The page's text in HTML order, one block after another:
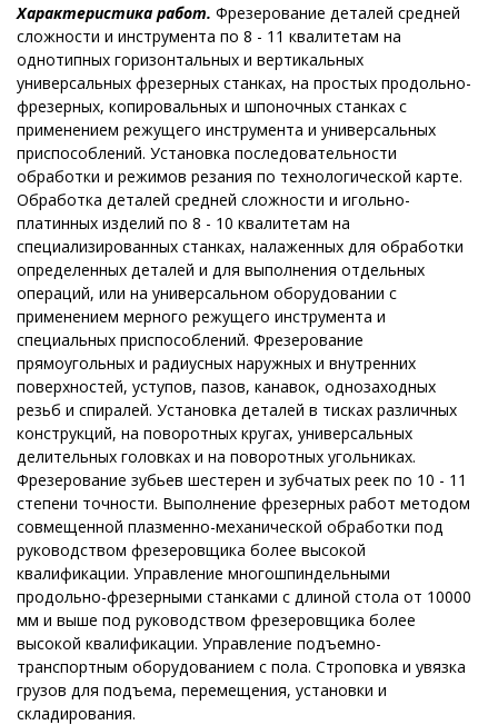
Характеристика работ. Фрезерование деталей средней
сложности и инструмента по 8 - 11 квалитетам на
однотипных горизонтальных и вертикальных
универсальных фрезерных станках, на простых продольно-
фрезерных, копировальных и шпоночных станках с
применением режущего инструмента и универсальных
приспособлений. Установка последовательности
обработки и режимов резания по технологической карте.
Обработка деталей средней сложности и игольно-
платинных изделий по 8 - 10 квалитетам на
специализированных станках, налаженных для обработки
определенных деталей и для выполнения отдельных
операций, или на универсальном оборудовании с
применением мерного режущего инструмента и
специальных приспособлений. Фрезерование
прямоугольных и радиусных наружных и внутренних
поверхностей, уступов, пазов, канавок, однозаходных
резьб и спиралей. Установка деталей в тисках различных
конструкций, на поворотных кругах, универсальных
делительных головках и на поворотных угольниках.
Фрезерование зубьев шестерен и зубчатых реек по 10 - 11
степени точности. Выполнение фрезерных работ методом
совмещенной плазменно-механической обработки под
руководством фрезеровщика более высокой
квалификации. Управление многошпиндельными
продольно-фрезерными станками с длиной стола от 10000
мм и выше под руководством фрезеровщика более
высокой квалификации. Управление подъемно-
транспортным оборудованием с пола. Строповка и увязка
грузов для подъема, перемещения, установки и
складирования.